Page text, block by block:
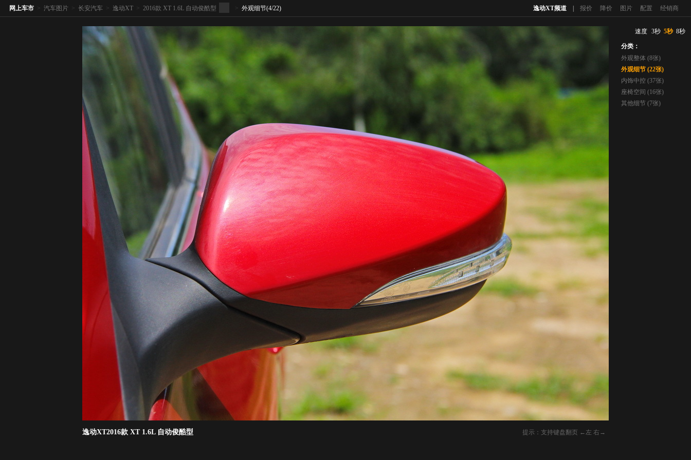
逸动XT频道 报价 降价 图片 配置 经销商
网上车市 > 汽车图片 > 长安汽车 > 逸动XT > 2016款 XT 1.6L 自动俊酷型 > 外观细节(4/22)
提示：支持键盘翻页 ←左 右→
逸动XT2016款 XT 1.6L 自动俊酷型
速度 3秒 5秒 8秒
分类：
外观整体 (8张)
外观细节 (22张)
内饰中控 (37张)
座椅空间 (16张)
其他细节 (7张)